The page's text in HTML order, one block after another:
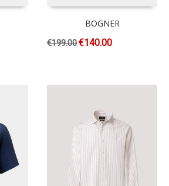
BOGNER
€199.00€140.00